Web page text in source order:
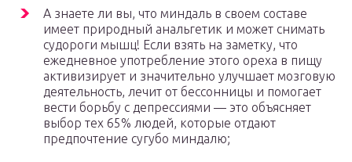
А знаете ли вы, что миндаль в своем составе
имеет природный анальгетик и может снимать
судороги мышц! Если взять на заметку, что
ежедневное употребление этого ореха в пищу
активизирует и значительно улучшает мозговую
деятельность, лечит от бессонницы и помогает
вести борьбу с депрессиями — это объясняет
выбор тех 65% людей, которые отдают
предпочтение сугубо миндалю;